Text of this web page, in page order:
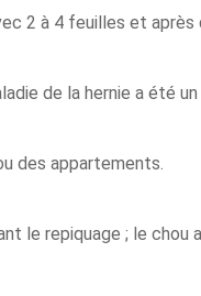
2 à 4 feuilles et
de la hernie a été
des appartements.
le repiquage ; le chou